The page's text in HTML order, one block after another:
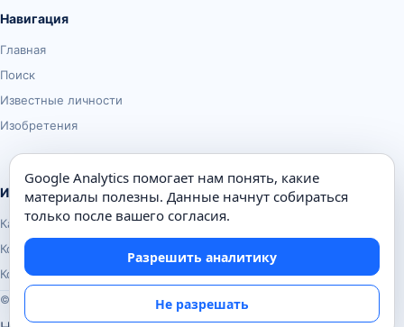
Навигация
Главная
Поиск
Известные личности
Изобретения
Информация
Карта сайта
Контакты
Конфиденциальность
© Почемуха.ру, 2010–2026
Google Analytics помогает нам понять, какие
материалы полезны. Данные начнут собираться
только после вашего согласия.
Разрешить аналитику
Не разрешать